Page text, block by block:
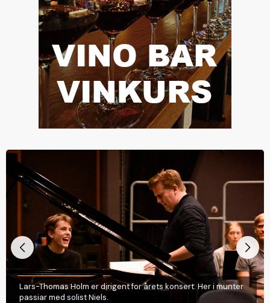
Lars-Thomas Holm er dirigent for årets konsert. Her i munter
passiar med solist Niels.